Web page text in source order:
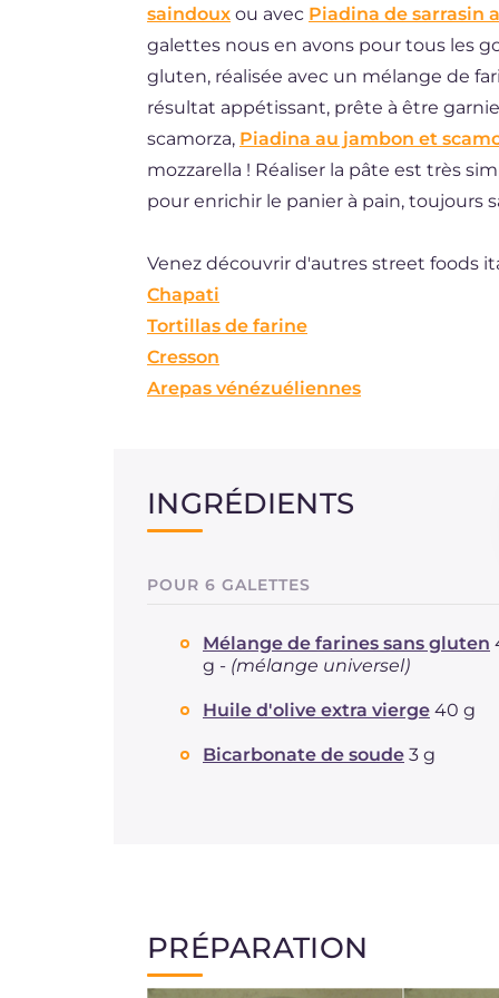
BR
NL
saindoux ou avec Piadina de sarrasin
galettes nous en avons pour tous les
gluten, réalisée avec un mélange de
résultat appétissant, prête à être
scamorza, Piadina au jambon et
mozzarella ! Réaliser la pâte est très
pour enrichir le panier à pain, toujours
Venez découvrir d'autres street foods
Chapati
Tortillas de farine
Cresson
Arepas vénézuéliennes
INGRÉDIENTS
POUR 6 GALETTES
Mélange de farines sans gluten
g - (mélange universel)
Huile d'olive extra vierge 40 g
Bicarbonate de soude 3 g
PRÉPARATION